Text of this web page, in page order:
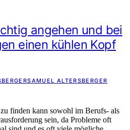
angehen und bei
einen kühlen Kopf
SAMUEL ALTERSBERGER
finden kann sowohl im Berufs- als
sein, da Probleme oft